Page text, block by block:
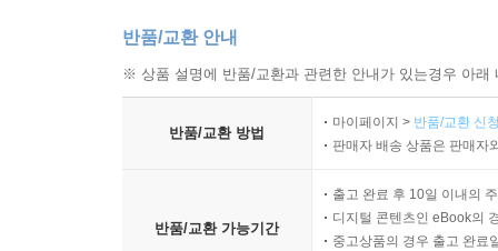
반품/교환 안내
※ 상품 설명에 반품/교환과 관련한 안내가 있는경우 아
반품/교환 방법
마이페이지 > 반품/교환 신
판매자 배송 상품은 판매자
반품/교환 가능기간
출고 완료 후 10일 이내의
디지털 콘텐츠인 eBook의
중고상품의 경우 출고 완료